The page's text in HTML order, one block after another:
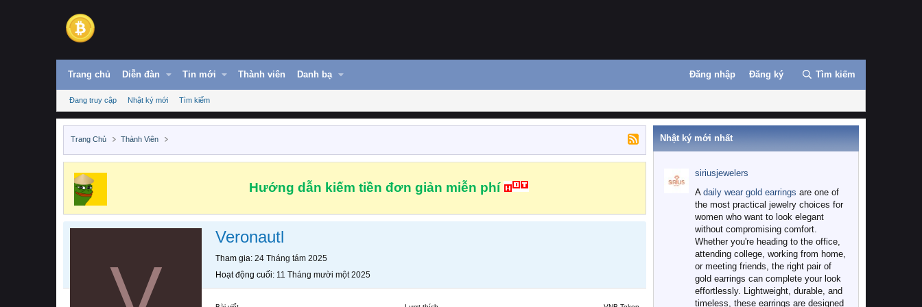
Trang chủ Diễn đàn Tin mới Thành viên Danh bạ Đăng nhập Đăng ký Tìm kiếm
Đang truy cập Nhật ký mới Tìm kiếm
Trang Chủ Thành Viên
Hướng dẫn kiếm tiền đơn giản miễn phí
Veronautl
Tham gia 24 Tháng tám 2025
Hoạt động cuối 11 Tháng mười một 2025
Nhật ký mới nhất
siriusjewelers
A daily wear gold earrings are one of
the most practical jewelry choices for
women who want to look elegant
without compromising comfort.
Whether you're heading to the office,
attending college, working from home,
or meeting friends, the right pair of
gold earrings can complete your look
effortlessly. Lightweight, durable, and
timeless, these earrings are designed